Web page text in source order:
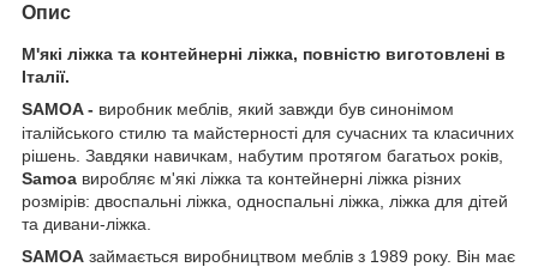
Опис
М'які ліжка та контейнерні ліжка, повністю виготовлені в
Італії.
SAMOA - виробник меблів, який завжди був синонімом
італійського стилю та майстерності для сучасних та класичних
рішень. Завдяки навичкам, набутим протягом багатьох років,
Samoa виробляє м'які ліжка та контейнерні ліжка різних
розмірів: двоспальні ліжка, односпальні ліжка, ліжка для дітей
та дивани-ліжка.
SAMOA займається виробництвом меблів з 1989 року. Він має